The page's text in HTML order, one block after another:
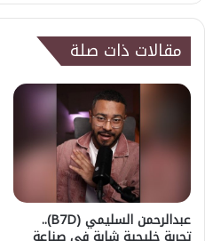
مقالات ذات صلة
عبدالرحمن السليمي (B7D)..